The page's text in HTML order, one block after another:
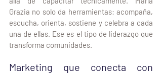
Grazia no solo da herramientas: acompaña,
escucha, orienta, sostiene y celebra a cada
una de ellas. Ese es el tipo de liderazgo que
transforma comunidades.
Marketing que conecta con